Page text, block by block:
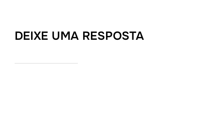
DEIXE UMA RESPOSTA